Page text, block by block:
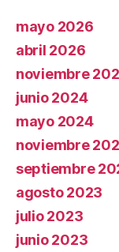
mayo 2026
abril 2026
noviembre
junio 2024
mayo 2024
noviembre
septiembre
agosto 2023
julio 2023
junio 2023